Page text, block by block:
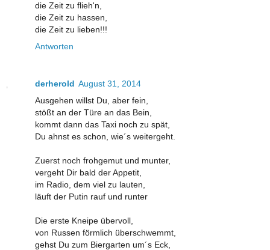
die Zeit zu flieh'n,
die Zeit zu hassen,
die Zeit zu lieben!!!
Antworten
derherold August 31, 2014
Ausgehen willst Du, aber fein,
stößt an der Türe an das Bein,
kommt dann das Taxi noch zu spät,
Du ahnst es schon, wie´s weitergeht.
Zuerst noch frohgemut und munter,
vergeht Dir bald der Appetit,
im Radio, dem viel zu lauten,
läuft der Putin rauf und runter
Die erste Kneipe übervoll,
von Russen förmlich überschwemmt,
gehst Du zum Biergarten um´s Eck,